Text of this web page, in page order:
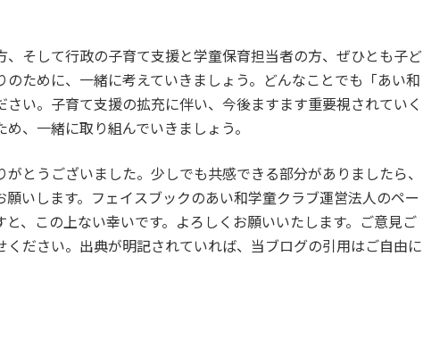
そして行政の子育て支援と学童保育担当者の方、ぜひとも子ど
ために、一緒に考えていきましょう。どんなことでも「あい和
い。子育て支援の拡充に伴い、今後ますます重要視されていく
、一緒に取り組んでいきましょう。
とうございました。少しでも共感できる部分がありましたら、
いします。フェイスブックのあい和学童クラブ運営法人のペー
、この上ない幸いです。よろしくお願いいたします。ご意見ご
ださい。出典が明記されていれば、当ブログの引用はご自由に